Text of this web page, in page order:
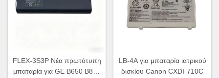
FLEX-3S3P Νέα πρωτότυπη
μπαταρία για GE B650 B850
LB-4A για μπαταρία ιατρικού
δισκίου Canon CXDI-710C